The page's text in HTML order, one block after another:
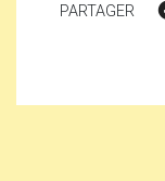
PARTAGER